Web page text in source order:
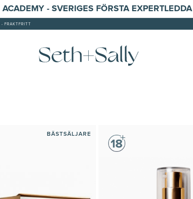
- SVERIGES FÖRSTA
FRAKTFRITT
BÄSTSÄLJARE